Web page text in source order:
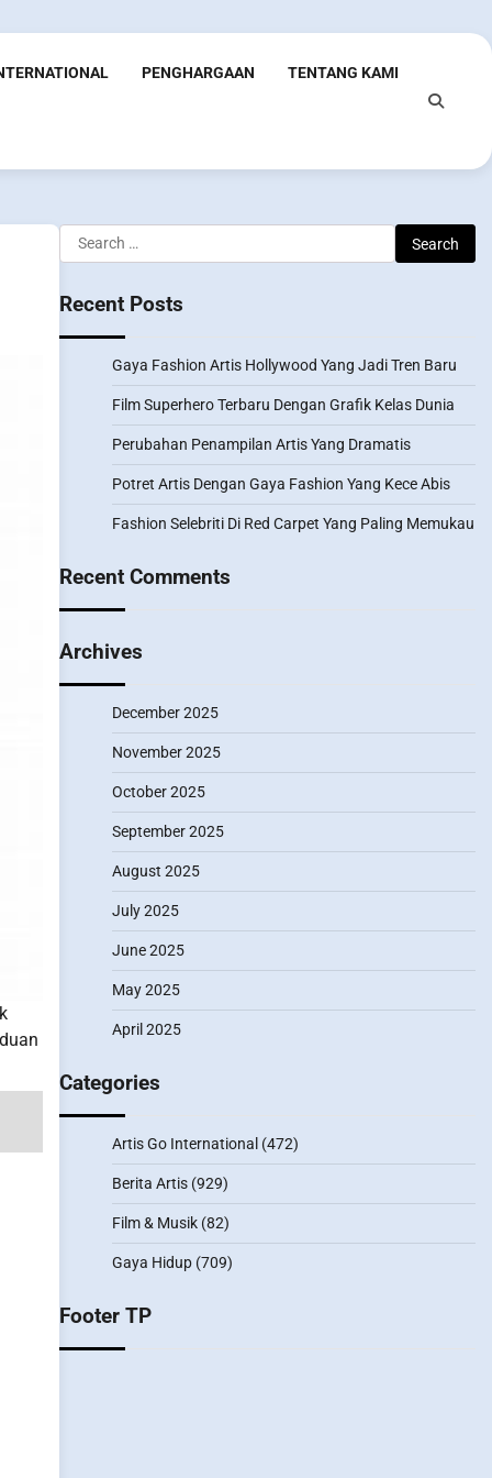
PENGHARGAAN TENTANG KAMI
Search
for:
Recent Posts
Gaya Fashion Artis Hollywood Yang Jadi Tren Baru
Film Superhero Terbaru Dengan Grafik Kelas Dunia
Perubahan Penampilan Artis Yang Dramatis
Potret Artis Dengan Gaya Fashion Yang Kece Abis
Fashion Selebriti Di Red Carpet Yang Paling Memukau
Recent Comments
Archives
December 2025
November 2025
October 2025
September 2025
August 2025
July 2025
June 2025
May 2025
April 2025
Categories
Artis Go International (472)
Berita Artis(929)
Film & Musik(82)
Gaya Hidup(709)
Footer TP